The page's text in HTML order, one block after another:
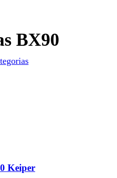
BX90
Keiper